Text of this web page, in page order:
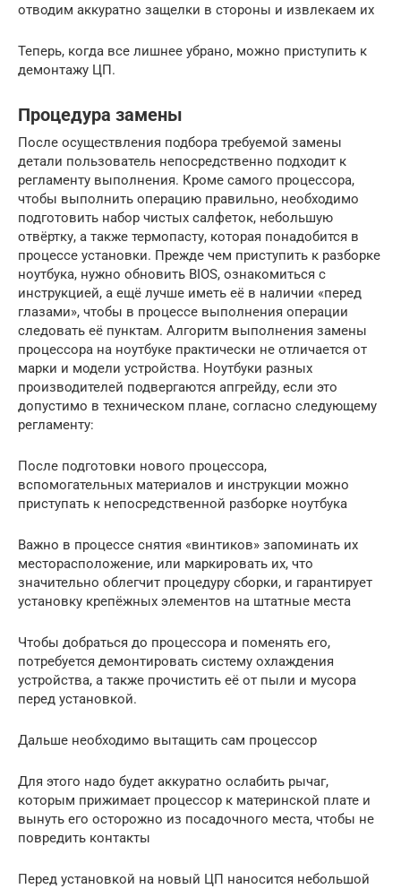
отводим аккуратно защелки в стороны и извлекаем их
Теперь, когда все лишнее убрано, можно приступить к
демонтажу ЦП.
Процедура замены
После осуществления подбора требуемой замены
детали пользователь непосредственно подходит к
регламенту выполнения. Кроме самого процессора,
чтобы выполнить операцию правильно, необходимо
подготовить набор чистых салфеток, небольшую
отвёртку, а также термопасту, которая понадобится в
процессе установки. Прежде чем приступить к разборке
ноутбука, нужно обновить BIOS, ознакомиться с
инструкцией, а ещё лучше иметь её в наличии «перед
глазами», чтобы в процессе выполнения операции
следовать её пунктам. Алгоритм выполнения замены
процессора на ноутбуке практически не отличается от
марки и модели устройства. Ноутбуки разных
производителей подвергаются апгрейду, если это
допустимо в техническом плане, согласно следующему
регламенту:
После подготовки нового процессора,
вспомогательных материалов и инструкции можно
приступать к непосредственной разборке ноутбука
Важно в процессе снятия «винтиков» запоминать их
месторасположение, или маркировать их, что
значительно облегчит процедуру сборки, и гарантирует
установку крепёжных элементов на штатные места
Чтобы добраться до процессора и поменять его,
потребуется демонтировать систему охлаждения
устройства, а также прочистить её от пыли и мусора
перед установкой.
Дальше необходимо вытащить сам процессор
Для этого надо будет аккуратно ослабить рычаг,
которым прижимает процессор к материнской плате и
вынуть его осторожно из посадочного места, чтобы не
повредить контакты
Перед установкой на новый ЦП наносится небольшой